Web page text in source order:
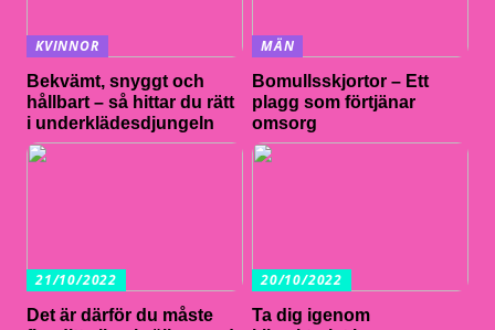
KVINNOR
Bekvämt, snyggt och
hållbart – så hittar du rätt
i underklädesdjungeln
MÄN
Bomullsskjortor – Ett
plagg som förtjänar
omsorg
21/10/2022
Det är därför du måste
20/10/2022
Ta dig igenom